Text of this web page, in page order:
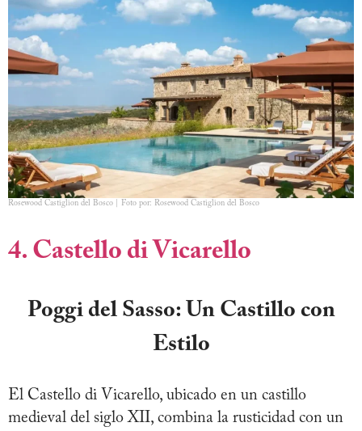
Rosewood Castiglion del Bosco | Foto por: Rosewood Castiglion del Bosco
4. Castello di Vicarello
Poggi del Sasso: Un Castillo con
Estilo
El Castello di Vicarello, ubicado en un castillo
medieval del siglo XII, combina la rusticidad con un